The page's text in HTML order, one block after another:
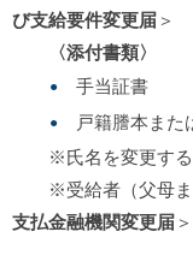
び支給要件変更届＞
〈添付書類〉
手当証書
戸籍謄本
※氏名を変更する
※受給者（父母ま
支払金融機関変更届